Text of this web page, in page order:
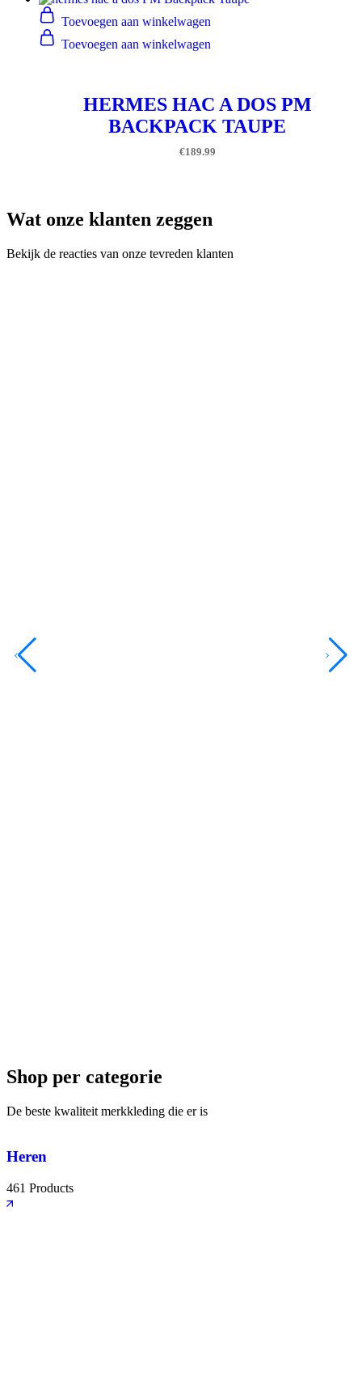
Toevoegen aan winkelwagen
Toevoegen aan winkelwagen
HERMES HAC A DOS PM
BACKPACK TAUPE
€189.99
Wat onze klanten zeggen
Bekijk de reacties van onze tevreden klanten
Shop per categorie
De beste kwaliteit merkkleding die er is
Heren
461 Products